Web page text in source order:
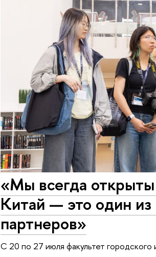
«Мы всегда открыты
Китай — это один
партнеров»
С 20 по 27 июля факультет